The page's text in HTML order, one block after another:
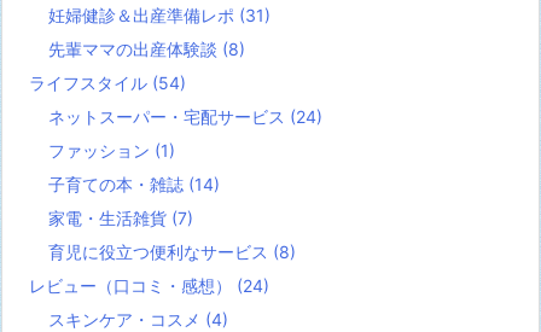
妊婦健診＆出産準備レポ (31)
先輩ママの出産体験談 (8)
ライフスタイル (54)
ネットスーパー・宅配サービス (24)
ファッション (1)
子育ての本・雑誌 (14)
家電・生活雑貨 (7)
育児に役立つ便利なサービス (8)
レビュー（口コミ・感想） (24)
スキンケア・コスメ (4)